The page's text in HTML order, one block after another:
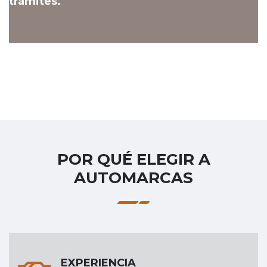
POR QUÉ ELEGIR A
AUTOMARCAS
EXPERIENCIA